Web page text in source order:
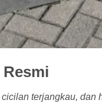
terjangkau,